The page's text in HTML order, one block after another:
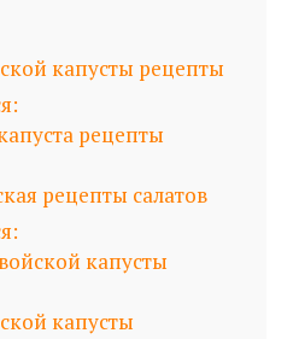
капусты рецепты
рецепты
рецепты салатов
капусты
капусты